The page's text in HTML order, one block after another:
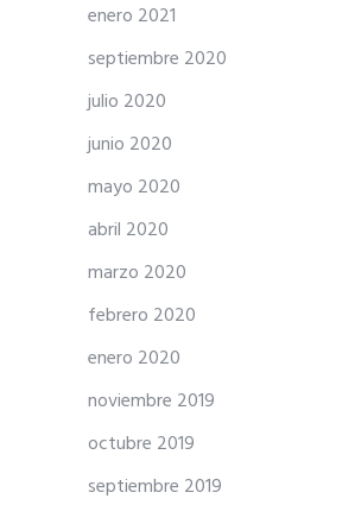
enero 2021
septiembre 2020
julio 2020
junio 2020
mayo 2020
abril 2020
marzo 2020
febrero 2020
enero 2020
noviembre 2019
octubre 2019
septiembre 2019